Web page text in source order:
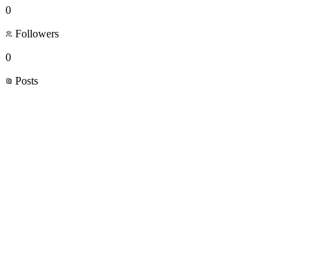
0
Followers
0
Posts